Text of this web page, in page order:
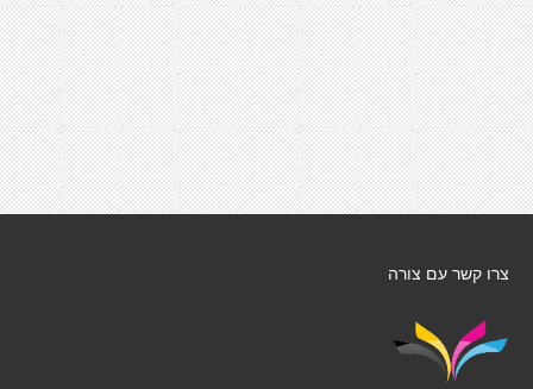
צרו קשר עם צורה